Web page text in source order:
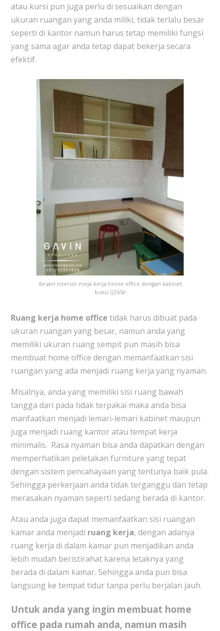
atau kursi pun juga perlu di sesuaikan dengan
ukuran ruangan yang anda miliki, tidak terlalu besar
seperti di kantor namun harus tetap memiliki fungsi
yang sama agar anda tetap dapat bekerja secara
efektif.
desain interior meja kerja home office dengan kabinet
buku Q2650
Ruang kerja home office tidak harus dibuat pada
ukuran ruangan yang besar, namun anda yang
memiliki ukuran ruang sempit pun masih bisa
membuat home office dengan memanfaatkan sisi
ruangan yang ada menjadi ruang kerja yang nyaman.
Misalnya, anda yang memiliki sisi ruang bawah
tangga dari pada tidak terpakai maka anda bisa
manfaatkan menjadi lemari-lemari kabinet maupun
juga menjadi ruang kantor atau tempat kerja
minimalis. Rasa nyaman bisa anda dapatkan dengan
memperhatikan peletakan furniture yang tepat
dengan sistem pencahayaan yang tentunya baik pula.
Sehingga perkerjaan anda tidak terganggu dan tetap
merasakan nyaman seperti sedang berada di kantor.
Atau anda juga dapat memanfaatkan sisi ruangan
kamar anda menjadi ruang kerja, dengan adanya
ruang kerja di dalam kamar pun menjadikan anda
lebih mudah beristirahat karena letaknya yang
berada di dalam kamar. Sehingga anda pun bisa
langsung ke tempat tidur tanpa perlu berjalan jauh.
Untuk anda yang ingin membuat home
office pada rumah anda, namun masih